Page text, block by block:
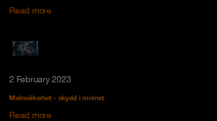
Read more
2 February 2023
Molnsäkerhet - skydd i molnet
Read more